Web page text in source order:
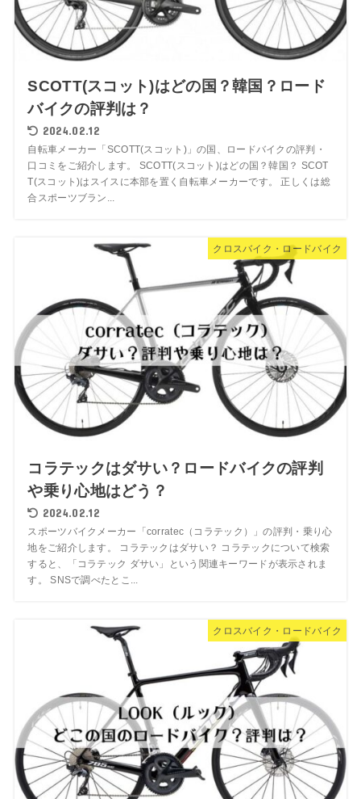
SCOTT(スコット)はどの国？韓国？ロード
バイクの評判は？
2024.02.12
自転車メーカー「SCOTT(スコット)」の国、ロードバイクの評判・
口コミをご紹介します。 SCOTT(スコット)はどの国？韓国？ SCOT
T(スコット)はスイスに本部を置く自転車メーカーです。 正しくは総
合スポーツブラン...
クロスバイク・ロードバイク
コラテックはダサい？ロードバイクの評判
や乗り心地はどう？
2024.02.12
スポーツバイクメーカー「corratec（コラテック）」の評判・乗り心
地をご紹介します。 コラテックはダサい？ コラテックについて検索
すると、「コラテック ダサい」という関連キーワードが表示されま
す。 SNSで調べたとこ...
クロスバイク・ロードバイク